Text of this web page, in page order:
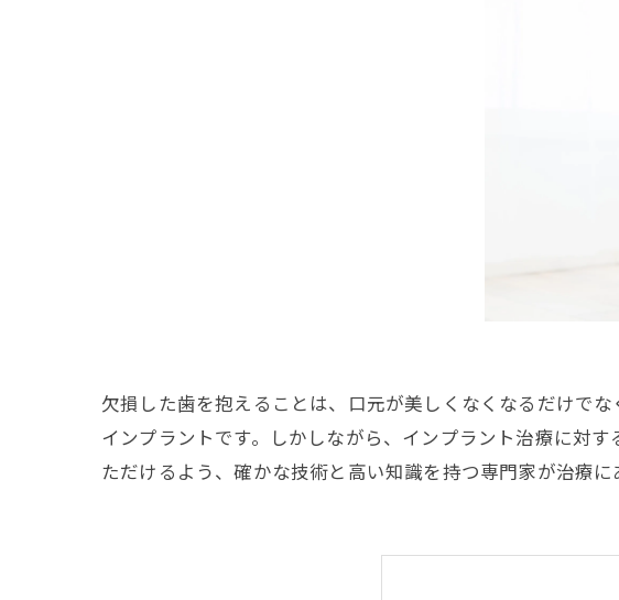
欠損した歯を抱えることは、口元が美しくなくなるだけで
インプラントです。しかしながら、インプラント治療に対
ただけるよう、確かな技術と高い知識を持つ専門家が治療